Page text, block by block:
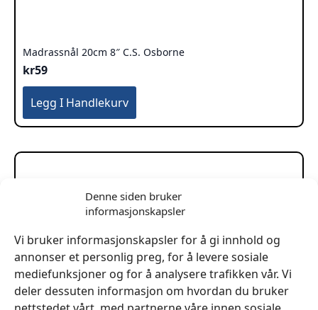
Denne siden bruker
informasjonskapsler
Vi bruker informasjonskapsler for å gi innhold og
annonser et personlig preg, for å levere sosiale
mediefunksjoner og for å analysere trafikken vår. Vi
deler dessuten informasjon om hvordan du bruker
Madrassnål 20cm 8″ C.S. Osborne
kr59
Legg I Handlekurv